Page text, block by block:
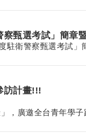
察甄選考試」簡章
駐衛警察甄選考試
訪計畫!!!
，廣邀全台青年學子